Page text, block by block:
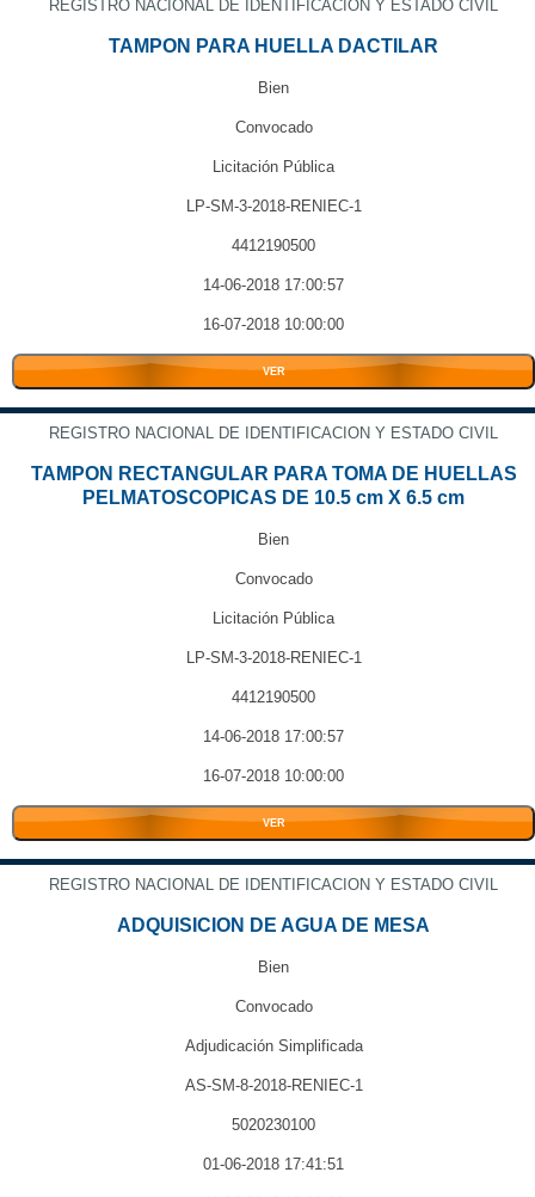
REGISTRO NACIONAL DE IDENTIFICACION Y ESTADO CIVIL
TAMPON PARA HUELLA DACTILAR
Bien
Convocado
Licitación Pública
LP-SM-3-2018-RENIEC-1
4412190500
14-06-2018 17:00:57
16-07-2018 10:00:00
VER
REGISTRO NACIONAL DE IDENTIFICACION Y ESTADO CIVIL
TAMPON RECTANGULAR PARA TOMA DE HUELLAS
PELMATOSCOPICAS DE 10.5 cm X 6.5 cm
Bien
Convocado
Licitación Pública
LP-SM-3-2018-RENIEC-1
4412190500
14-06-2018 17:00:57
16-07-2018 10:00:00
VER
REGISTRO NACIONAL DE IDENTIFICACION Y ESTADO CIVIL
ADQUISICION DE AGUA DE MESA
Bien
Convocado
Adjudicación Simplificada
AS-SM-8-2018-RENIEC-1
5020230100
01-06-2018 17:41:51